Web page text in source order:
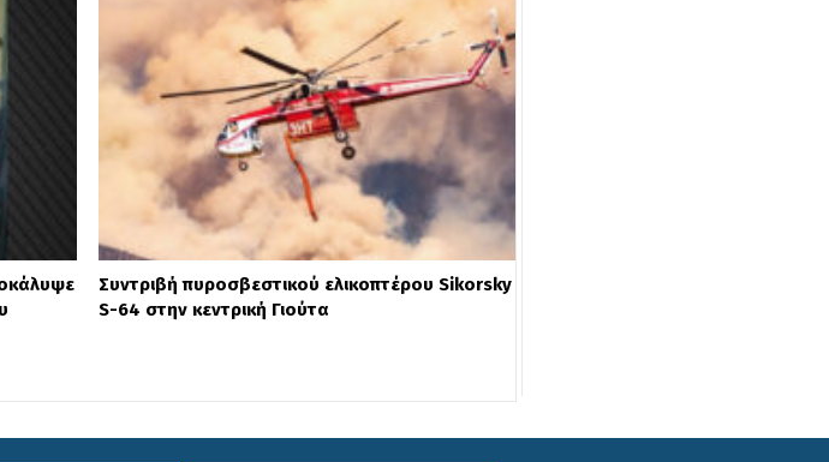
Συντριβή πυροσβεστικού ελικοπτέρου Sikorsky
S-64 στην κεντρική Γιούτα